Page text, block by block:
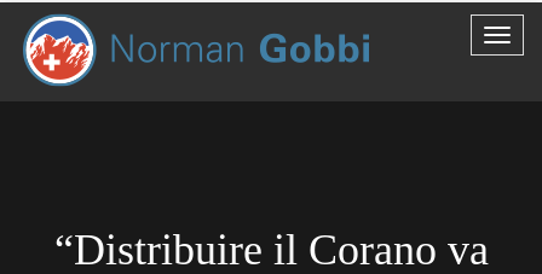
“Distribuire il Corano va